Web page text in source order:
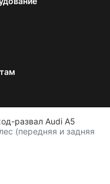
развал Audi A5
(передняя и задняя